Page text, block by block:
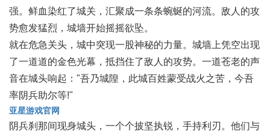
强。鲜血染红了城关，汇聚成一条条蜿蜒的河流。敌人的攻
势愈发猛烈，城墙开始摇摇欲坠。
就在危急关头，城中突现一股神秘的力量。城墙上凭空出现
了一道道的金色光幕，抵挡住了敌人的攻势。一道苍老的声
音在城头响起："吾乃城隍，此城百姓蒙受战火之苦，今吾
率阴兵助尔等!"
亚星游戏官网
阴兵刹那间现身城头，一个个披坚执锐，手持利刃。他们与